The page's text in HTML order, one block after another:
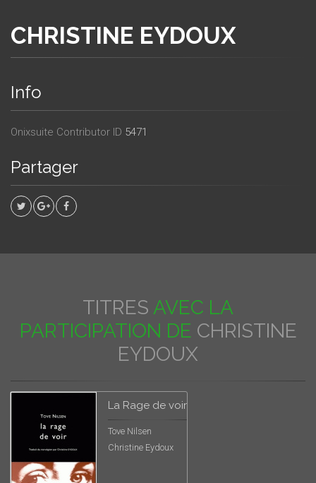
CHRISTINE EYDOUX
Info
Onixsuite Contributor ID 5471
Partager
TITRES AVEC LA
PARTICIPATION DE CHRISTINE
EYDOUX
La Rage de voir
Tove Nilsen
Christine Eydoux